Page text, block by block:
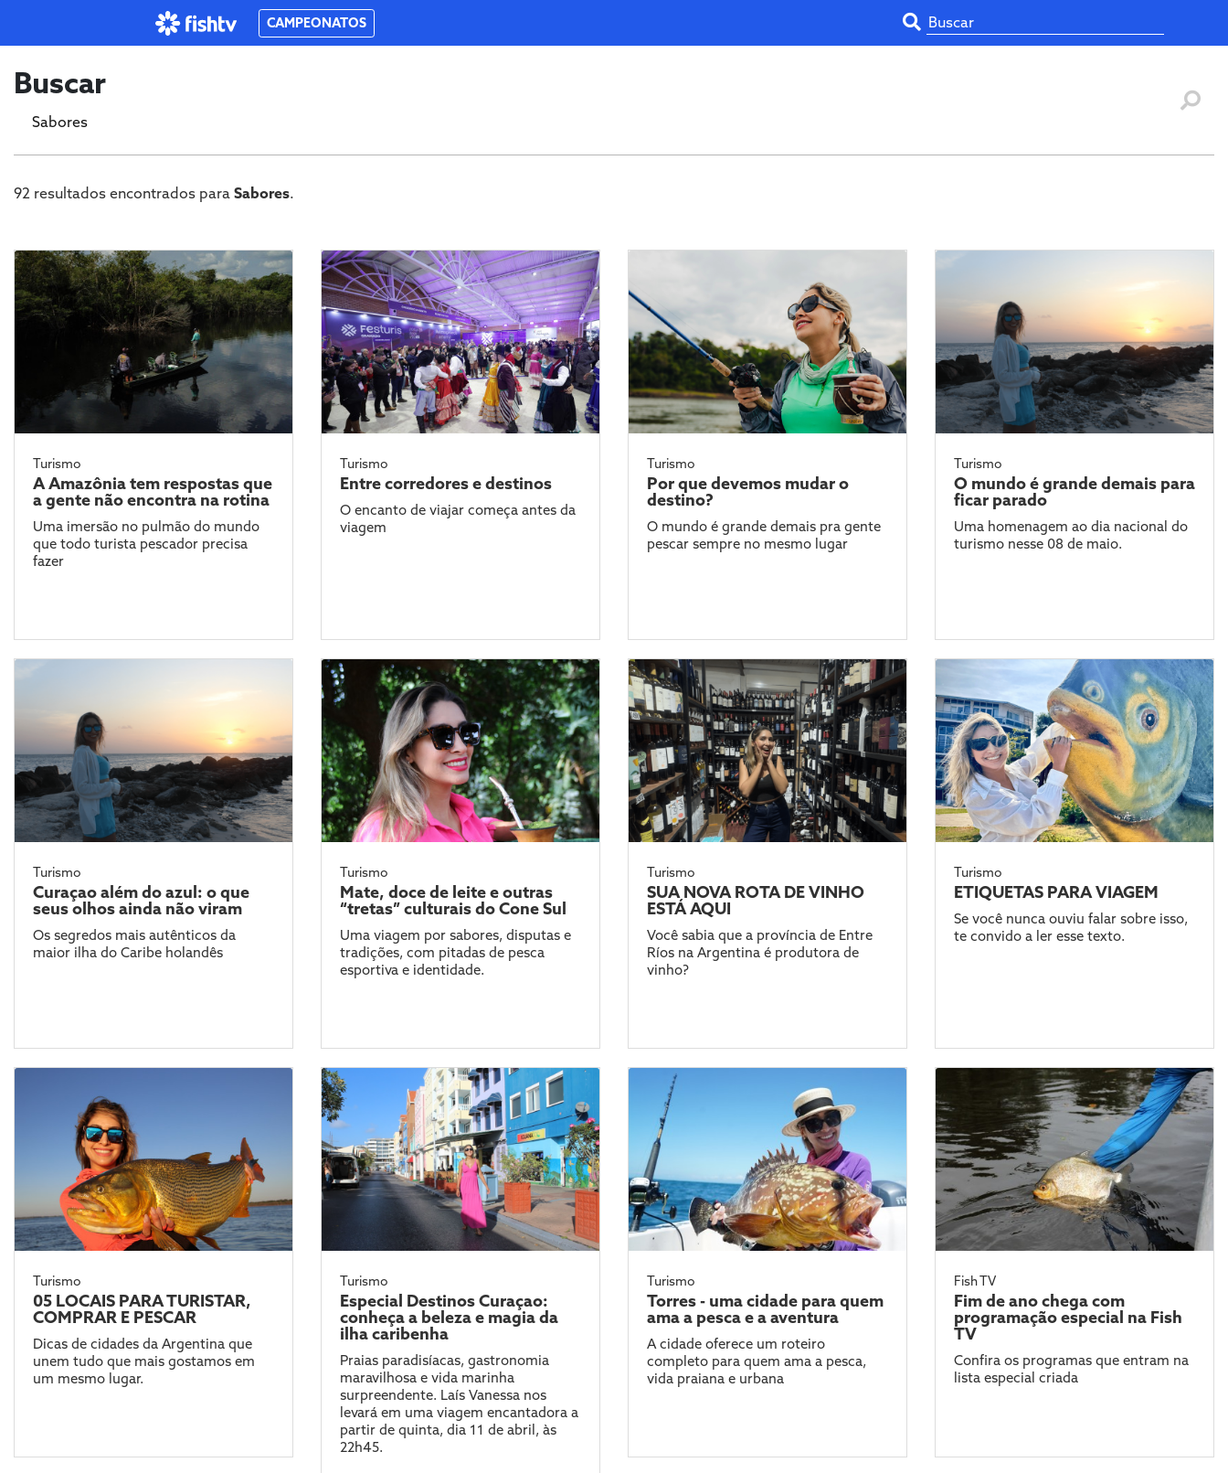
CAMPEONATOS
Buscar
92 resultados encontrados para Sabores.
Turismo
A Amazônia tem respostas que
a gente não encontra na rotina
Uma imersão no pulmão do mundo
que todo turista pescador precisa
fazer
Turismo
Entre corredores e destinos
O encanto de viajar começa antes da
viagem
Turismo
Por que devemos mudar o
destino?
O mundo é grande demais pra gente
pescar sempre no mesmo lugar
Turismo
O mundo é grande demais para
ficar parado
Uma homenagem ao dia nacional do
turismo nesse 08 de maio.
Turismo
Curaçao além do azul: o que
seus olhos ainda não viram
Os segredos mais autênticos da
maior ilha do Caribe holandês
Turismo
Mate, doce de leite e outras
“tretas” culturais do Cone Sul
Uma viagem por sabores, disputas e
tradições, com pitadas de pesca
esportiva e identidade.
Turismo
SUA NOVA ROTA DE VINHO
ESTÁ AQUI
Você sabia que a província de Entre
Ríos na Argentina é produtora de
vinho?
Turismo
ETIQUETAS PARA VIAGEM
Se você nunca ouviu falar sobre isso,
te convido a ler esse texto.
Turismo
05 LOCAIS PARA TURISTAR,
COMPRAR E PESCAR
Dicas de cidades da Argentina que
unem tudo que mais gostamos em
um mesmo lugar.
Turismo
Especial Destinos Curaçao:
conheça a beleza e magia da
ilha caribenha
Praias paradisíacas, gastronomia
maravilhosa e vida marinha
surpreendente. Laís Vanessa nos
levará em uma viagem encantadora a
partir de quinta, dia 11 de abril, às
22h45.
Turismo
Torres - uma cidade para quem
ama a pesca e a aventura
A cidade oferece um roteiro
completo para quem ama a pesca,
vida praiana e urbana
Fish TV
Fim de ano chega com
programação especial na Fish
TV
Confira os programas que entram na
lista especial criada